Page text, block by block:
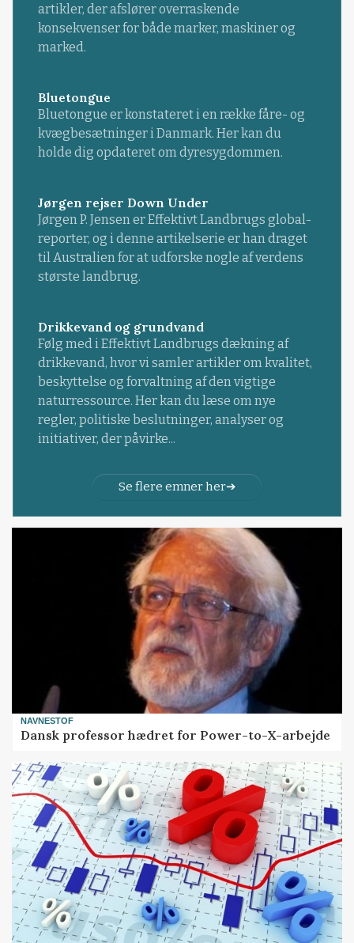
artikler, der afslører overraskende
konsekvenser for både marker, maskiner og
marked.
Bluetongue
Bluetongue er konstateret i en række fåre- og
kvægbesætninger i Danmark. Her kan du
holde dig opdateret om dyresygdommen.
Jørgen rejser Down Under
Jørgen P. Jensen er Effektivt Landbrugs global-
reporter, og i denne artikelserie er han draget
til Australien for at udforske nogle af verdens
største landbrug.
Drikkevand og grundvand
Følg med i Effektivt Landbrugs dækning af
drikkevand, hvor vi samler artikler om kvalitet,
beskyttelse og forvaltning af den vigtige
naturressource. Her kan du læse om nye
regler, politiske beslutninger, analyser og
initiativer, der påvirke...
Se flere emner her
NAVNESTOF
Dansk professor hædret for Power-to-X-arbejde